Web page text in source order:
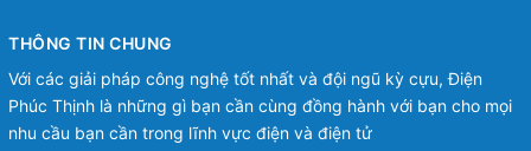
THÔNG TIN CHUNG
Với các giải pháp công nghệ tốt nhất và đội ngũ kỳ cựu, Điện
Phúc Thịnh là những gì bạn cần cùng đồng hành với bạn cho mọi
nhu cầu bạn cần trong lĩnh vực điện và điện tử